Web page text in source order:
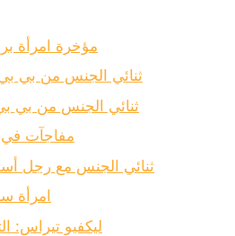
مؤخرة امرأة
ثنائي الجنس من بي
ثنائي الجنس من بي
مفاجآت في
ثنائي الجنس مع رجل
امرأة
ليكفيو تيراس: